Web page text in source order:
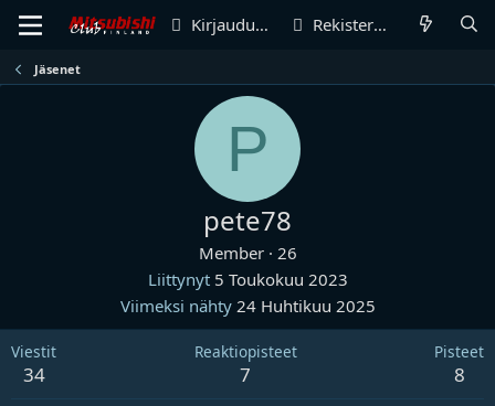
Kirjaudu sisään Rekisteröidy
Jäsenet
P
pete78
Member · 26
Liittynyt 5 Toukokuu 2023
Viimeksi nähty 24 Huhtikuu 2025
Viestit
34
Reaktiopisteet
7
Pisteet
8